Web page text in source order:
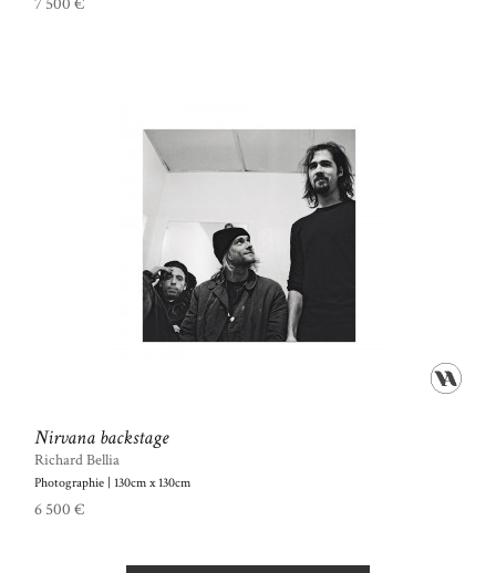
Nirvana backstage
Richard Bellia
Photographie | 130cm x 130cm
6 500 €